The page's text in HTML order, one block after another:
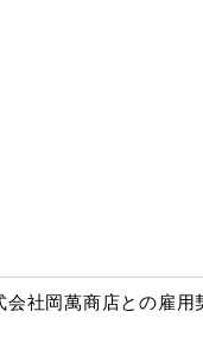
社岡萬商店との雇用